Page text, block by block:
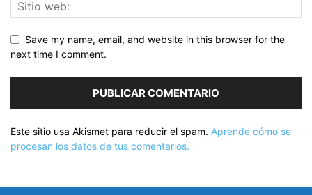
Save my name, email, and website in this browser for the
next time I comment.
Este sitio usa Akismet para reducir el spam. Aprende cómo se
procesan los datos de tus comentarios.